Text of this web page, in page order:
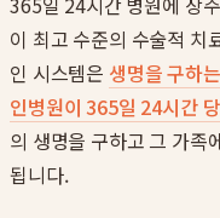
이 최고 수준의 수술적 치
인 시스템은 생명을 구하
인병원이 365일 24시간
의 생명을 구하고 그 가족
됩니다.